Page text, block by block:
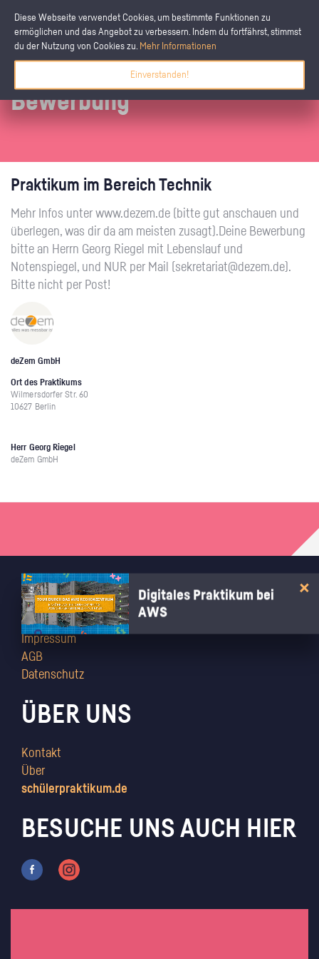
Diese Webseite verwendet Cookies, um bestimmte Funktionen zu
ermöglichen und das Angebot zu verbessern. Indem du fortfährst, stimmst
du der Nutzung von Cookies zu. Mehr Informationen
Einverstanden!
Bewerbung
Praktikum im Bereich Technik
Mehr Infos unter www.dezem.de (bitte gut anschauen und
überlegen, was dir da am meisten zusagt).Deine Bewerbung
bitte an Herrn Georg Riegel mit Lebenslauf und
Notenspiegel, und NUR per Mail (sekretariat@dezem.de).
Bitte nicht per Post!
deZem GmbH
Ort des Praktikums
Wilmersdorfer Str. 60
10627 Berlin
Herr Georg Riegel
deZem GmbH
Digitales Praktikum bei
AWS
RECHTLICHES
Impressum
AGB
Datenschutz
ÜBER UNS
Kontakt
Über
schülerpraktikum.de
BESUCHE UNS AUCH HIER